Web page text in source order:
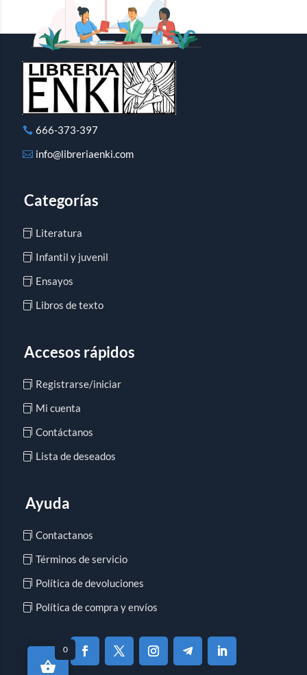
666-373-397
info@libreriaenki.com
Categorías
Literatura
Infantil y juvenil
Ensayos
Libros de texto
Accesos rápidos
Registrarse/iniciar
Mi cuenta
Contáctanos
Lista de deseados
Ayuda
Contactanos
Términos de servicio
Política de devoluciones
Política de compra y envíos
0